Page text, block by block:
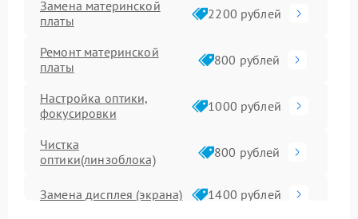
Замена материнской
платы
2200 рублей
Ремонт материнской
платы
800 рублей
Настройка оптики,
фокусировки
1000 рублей
Чистка
оптики(линзоблока)
800 рублей
Замена дисплея (экрана) 1400 рублей